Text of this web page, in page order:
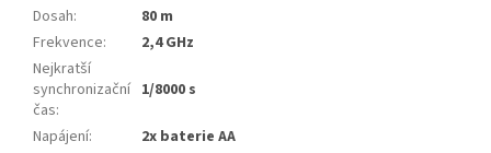
Dosah:
80 m
Frekvence:
2,4 GHz
Nejkratší
synchronizační
čas:
1/8000 s
Napájení: 2x baterie AA